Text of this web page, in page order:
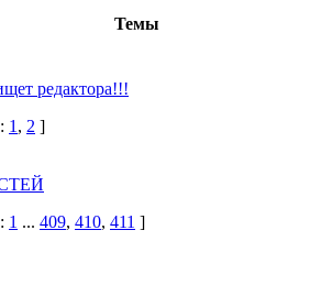
Темы
редактора!!!
1 , 2 ]
1 ... 409, 410, 411 ]